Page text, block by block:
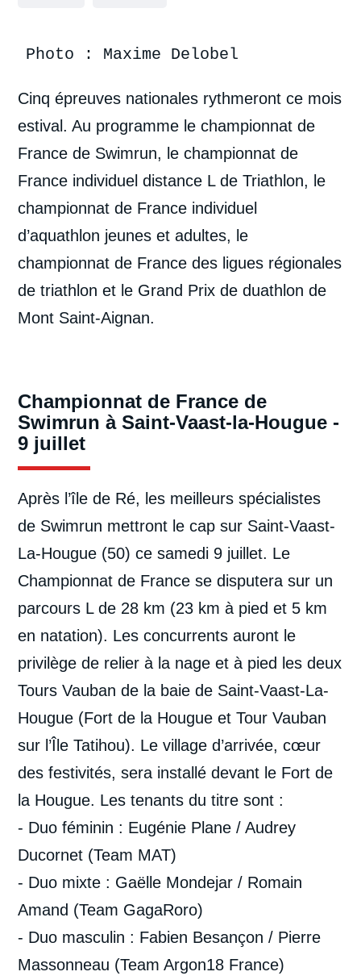
Photo : Maxime Delobel
Cinq épreuves nationales rythmeront ce mois
estival. Au programme le championnat de
France de Swimrun, le championnat de
France individuel distance L de Triathlon, le
championnat de France individuel
d’aquathlon jeunes et adultes, le
championnat de France des ligues régionales
de triathlon et le Grand Prix de duathlon de
Mont Saint-Aignan.
Championnat de France de
Swimrun à Saint-Vaast-la-Hougue -
9 juillet
Après l’île de Ré, les meilleurs spécialistes
de Swimrun mettront le cap sur Saint-Vaast-
La-Hougue (50) ce samedi 9 juillet. Le
Championnat de France se disputera sur un
parcours L de 28 km (23 km à pied et 5 km
en natation). Les concurrents auront le
privilège de relier à la nage et à pied les deux
Tours Vauban de la baie de Saint-Vaast-La-
Hougue (Fort de la Hougue et Tour Vauban
sur l’Île Tatihou). Le village d’arrivée, cœur
des festivités, sera installé devant le Fort de
la Hougue. Les tenants du titre sont :
- Duo féminin : Eugénie Plane / Audrey
Ducornet (Team MAT)
- Duo mixte : Gaëlle Mondejar / Romain
Amand (Team GagaRoro)
- Duo masculin : Fabien Besançon / Pierre
Massonneau (Team Argon18 France)